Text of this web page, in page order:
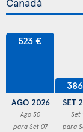
523 €
AGO 2026
Ago 30
para Set 07
SET
Set
para